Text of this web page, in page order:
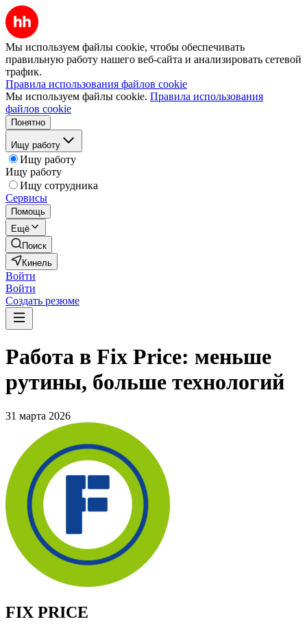
Мы используем файлы cookie, чтобы обеспечивать
правильную работу нашего веб-сайта и анализировать сетевой
трафик.
Правила использования файлов cookie
Мы используем файлы cookie. Правила использования
файлов cookie
Понятно
Ищу работу
Ищу работу
Ищу работу
Ищу сотрудника
Сервисы
Помощь
Ещё
Поиск
Кинель
Войти
Войти
Создать резюме
Работа в Fix Price: меньше
рутины, больше технологий
31 марта 2026
FIX PRICE